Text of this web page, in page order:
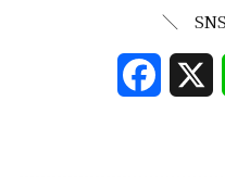
＼